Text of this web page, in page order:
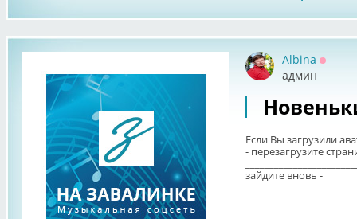
Albina
админ
Если Вы загрузили
- перезагрузите
зайдите вновь -